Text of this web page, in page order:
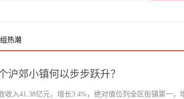
热潮
沪郊小镇何以步步跃升？
收入41.38亿元，增长3.4%，绝对值位列全区街镇第一，